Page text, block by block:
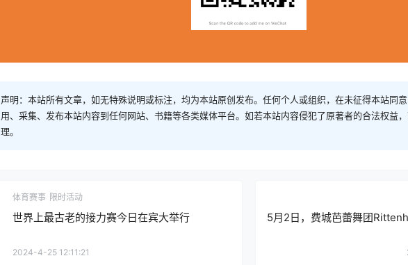
声明：本站所有文章，如无特殊说明或标注，均为本站原创发布。任何个人或组织，在未征得本站同
用、采集、发布本站内容到任何网站、书籍等各类媒体平台。如若本站内容侵犯了原著者的合法权益
理。
体育赛事 限时活动
世界上最古老的接力赛今日在宾大举行
2024-4-25 12:11:21
5月2日，费城芭蕾舞团